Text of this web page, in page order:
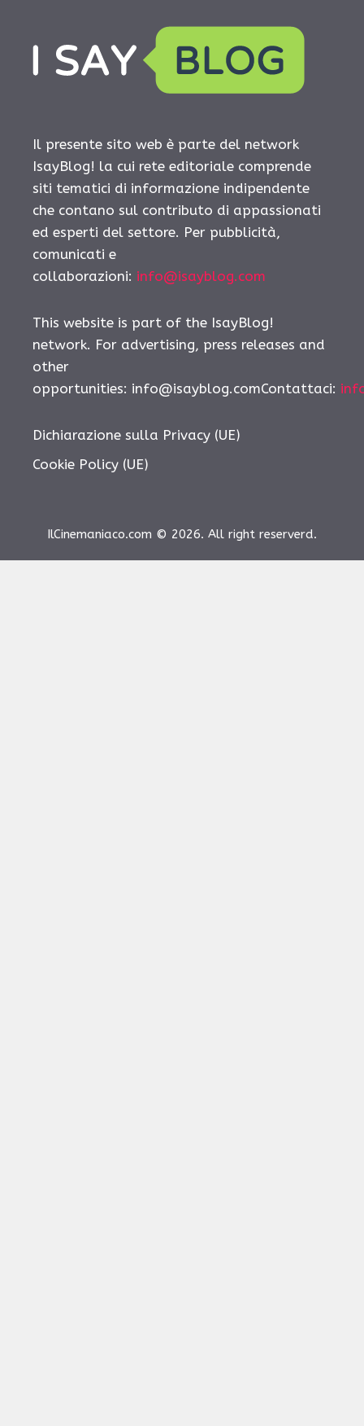
Il presente sito web è parte del network
IsayBlog! la cui rete editoriale comprende
siti tematici di informazione indipendente
che contano sul contributo di appassionati
ed esperti del settore. Per pubblicità,
comunicati e
collaborazioni: info@isayblog.com
This website is part of the IsayBlog!
network. For advertising, press releases and
other
opportunities: info@isayblog.comContattaci:
Dichiarazione sulla Privacy (UE)
Cookie Policy (UE)
IlCinemaniaco.com © 2026. All right reserverd.